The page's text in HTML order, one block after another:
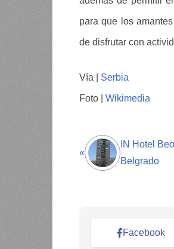
para que los
de disfrutar con
Vía | Serbia
Foto | Wikimedia
«
IN Hotel
Belgrado
Facebook